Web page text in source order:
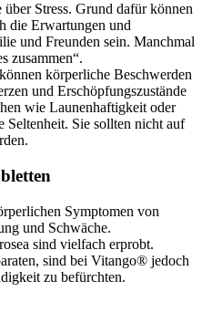
Stress. Grund dafür können
die Erwartungen und
und Freunden sein. Manchmal
zusammen“.
körperliche Beschwerden
und Erschöpfungszustände
wie Launenhaftigkeit oder
Seltenheit. Sie sollten nicht auf
Symptomen von
und Schwäche.
sind vielfach erprobt.
sind bei Vitango® jedoch
zu befürchten.